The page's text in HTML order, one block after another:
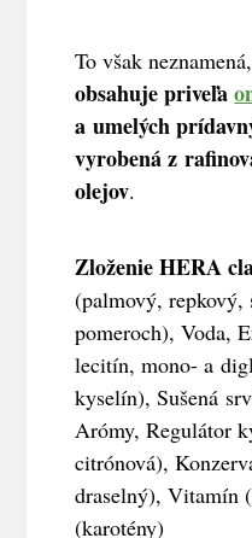
To však
obsahuje priveľa
a umelých
vyrobená z
olejov.
ZloženieHERA
(palmový,
pomeroch), Voda,
lecitín, mono- a
kyselín), Sušená
Arómy, Regulátor
citrónová),
draselný), Vitamín
(karotény)